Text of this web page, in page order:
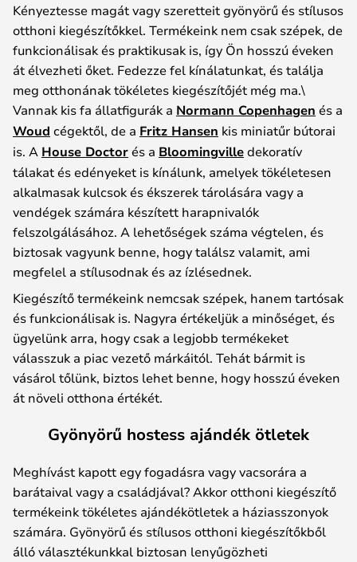
Kényeztesse magát vagy szeretteit gyönyörű és stílusos
otthoni kiegészítőkkel. Termékeink nem csak szépek, de
funkcionálisak és praktikusak is, így Ön hosszú éveken
át élvezheti őket. Fedezze fel kínálatunkat, és találja
meg otthonának tökéletes kiegészítőjét még ma.\
Vannak kis fa állatfigurák a Normann Copenhagen és a
Woud cégektől, de a Fritz Hansen kis miniatűr bútorai
is. A House Doctorés a Bloomingvilledekoratív
tálakat és edényeket is kínálunk, amelyek tökéletesen
alkalmasak kulcsok és ékszerek tárolására vagy a
vendégek számára készített harapnivalók
felszolgálásához. A lehetőségek száma végtelen, és
biztosak vagyunk benne, hogy találsz valamit, ami
megfelel a stílusodnak és az ízlésednek.
Kiegészítő termékeink nemcsak szépek, hanem tartósak
és funkcionálisak is. Nagyra értékeljük a minőséget, és
ügyelünk arra, hogy csak a legjobb termékeket
válasszuk a piac vezető márkáitól. Tehát bármit is
vásárol tőlünk, biztos lehet benne, hogy hosszú éveken
át növeli otthona értékét.
Gyönyörű hostess ajándék ötletek
Meghívást kapott egy fogadásra vagy vacsorára a
barátaival vagy a családjával? Akkor otthoni kiegészítő
termékeink tökéletes ajándékötletek a háziasszonyok
számára. Gyönyörű és stílusos otthoni kiegészítőkből
álló választékunkkal biztosan lenyűgözheti